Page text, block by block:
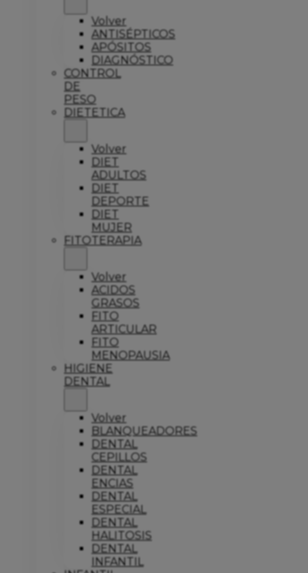
Volver
ANTISÉPTICOS
APÓSITOS
DIAGNÓSTICO
CONTROL
DE
PESO
DIETETICA
Volver
DIET
ADULTOS
DIET
DEPORTE
DIET
MUJER
FITOTERAPIA
Volver
ACIDOS
GRASOS
FITO
ARTICULAR
FITO
MENOPAUSIA
HIGIENE
DENTAL
Volver
BLANQUEADORES
DENTAL
CEPILLOS
DENTAL
ENCIAS
DENTAL
ESPECIAL
DENTAL
HALITOSIS
DENTAL
INFANTIL